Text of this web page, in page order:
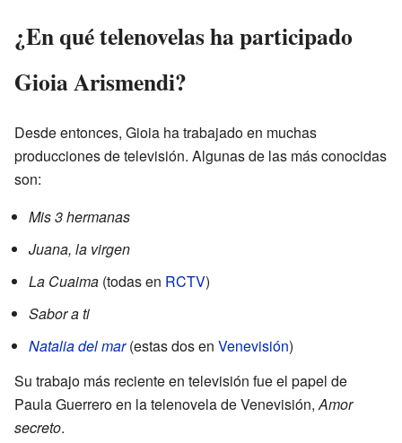
¿En qué telenovelas ha participado
Gioia Arismendi?
Desde entonces, Gioia ha trabajado en muchas
producciones de televisión. Algunas de las más conocidas
son:
Mis 3 hermanas
Juana, la virgen
La Cuaima (todas en RCTV)
Sabor a ti
Natalia del mar(estas dos en Venevisión)
Su trabajo más reciente en televisión fue el papel de
Paula Guerrero en la telenovela de Venevisión,Amor
secreto.